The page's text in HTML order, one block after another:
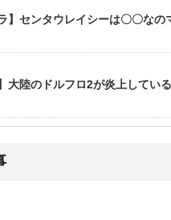
ラ】センタウレイシーは〇〇な
大陸のドルフロ2が炎上してい